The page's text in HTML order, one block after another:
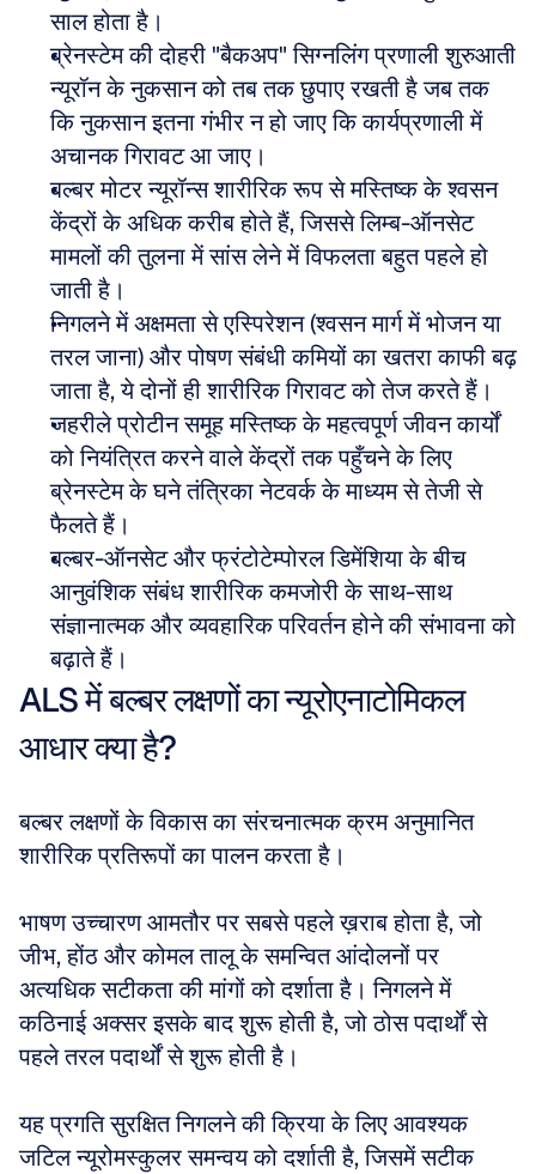
साल होता है।
ब्रेनस्टेम की दोहरी "बैकअप" सिग्नलिंग प्रणाली शुरुआती
न्यूरॉन के नुकसान को तब तक छुपाए रखती है जब तक
कि नुकसान इतना गंभीर न हो जाए कि कार्यप्रणाली में
अचानक गिरावट आ जाए।
बल्बर मोटर न्यूरॉन्स शारीरिक रूप से मस्तिष्क के श्वसन
केंद्रों के अधिक करीब होते हैं, जिससे लिम्ब-ऑनसेट
मामलों की तुलना में सांस लेने में विफलता बहुत पहले हो
जाती है।
निगलने में अक्षमता से एस्पिरेशन (श्वसन मार्ग में भोजन या
तरल जाना) और पोषण संबंधी कमियों का खतरा काफी बढ़
जाता है, ये दोनों ही शारीरिक गिरावट को तेज करते हैं।
जहरीले प्रोटीन समूह मस्तिष्क के महत्वपूर्ण जीवन कार्यों
को नियंत्रित करने वाले केंद्रों तक पहुँचने के लिए
ब्रेनस्टेम के घने तंत्रिका नेटवर्क के माध्यम से तेजी से
फैलते हैं।
बल्बर-ऑनसेट और फ्रंटोटेम्पोरल डिमेंशिया के बीच
आनुवंशिक संबंध शारीरिक कमजोरी के साथ-साथ
संज्ञानात्मक और व्यवहारिक परिवर्तन होने की संभावना को
बढ़ाते हैं।
ALS में बल्बर लक्षणों का न्यूरोएनाटोमिकल
आधार क्या है?
बल्बर लक्षणों के विकास का संरचनात्मक क्रम अनुमानित
शारीरिक प्रतिरूपों का पालन करता है।
भाषण उच्चारण आमतौर पर सबसे पहले ख़राब होता है, जो
जीभ, होंठ और कोमल तालू के समन्वित आंदोलनों पर
अत्यधिक सटीकता की मांगों को दर्शाता है। निगलने में
कठिनाई अक्सर इसके बाद शुरू होती है, जो ठोस पदार्थों से
पहले तरल पदार्थों से शुरू होती है।
यह प्रगति सुरक्षित निगलने की क्रिया के लिए आवश्यक
जटिल न्यूरोमस्कुलर समन्वय को दर्शाती है, जिसमें सटीक